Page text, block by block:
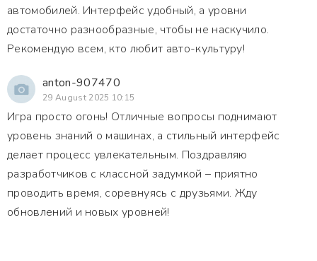
автомобилей. Интерфейс удобный, а уровни
достаточно разнообразные, чтобы не наскучило.
Рекомендую всем, кто любит авто-культуру!
anton-907470
29 August 2025 10:15
Игра просто огонь! Отличные вопросы поднимают
уровень знаний о машинах, а стильный интерфейс
делает процесс увлекательным. Поздравляю
разработчиков с классной задумкой – приятно
проводить время, соревнуясь с друзьями. Жду
обновлений и новых уровней!